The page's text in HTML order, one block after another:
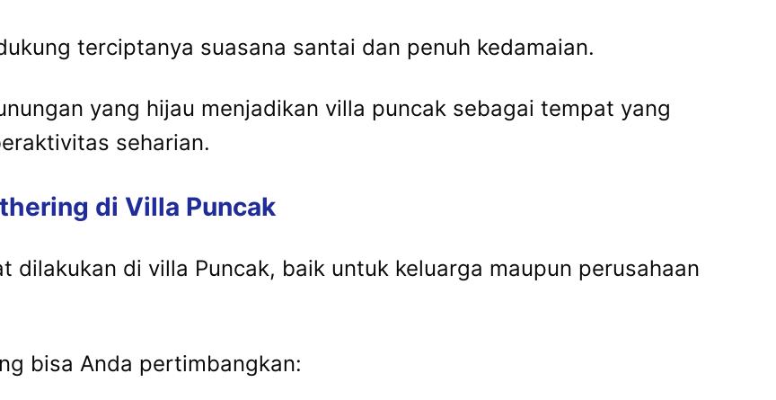
terciptanya suasana santai dan penuh kedamaian.
yang hijau menjadikan villa puncak sebagai tempat yang
seharian.
di Villa Puncak
dilakukan di villa Puncak, baik untuk keluarga maupun perusahaan
bisa Anda pertimbangkan: